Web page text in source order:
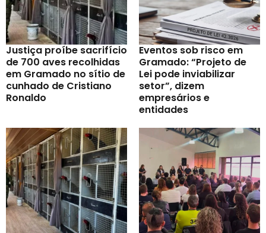
Justiça proíbe sacrifício
de 700 aves recolhidas
em Gramado no sítio de
cunhado de Cristiano
Ronaldo
Eventos sob risco em
Gramado: “Projeto de
Lei pode inviabilizar
setor”, dizem
empresários e
entidades